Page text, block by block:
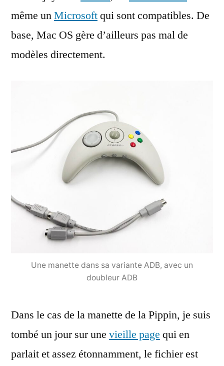
même unMicrosoftqui sont compatibles. De
base, Mac OS gère d’ailleurs pas mal de
modèles directement.
Une manette dans sa variante ADB, avec un
doubleur ADB
Dans le cas de la manette de la Pippin, je suis
tombé un jour sur une vieille page qui en
parlait et assez étonnamment, le fichier est